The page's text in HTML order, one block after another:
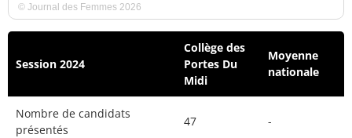
© Journal des Femmes 2026
Session 2024
Collège des
Portes Du
Midi
Moyenne
nationale
Nombre de candidats
présentés
47 -